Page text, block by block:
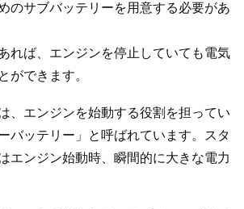
のサブバッテリーを用意する必要があ
れば、エンジンを停止していても電気
ができます。
、エンジンを始動する役割を担ってい
バッテリー」と呼ばれています。スタ
エンジン始動時、瞬間的に大きな電力